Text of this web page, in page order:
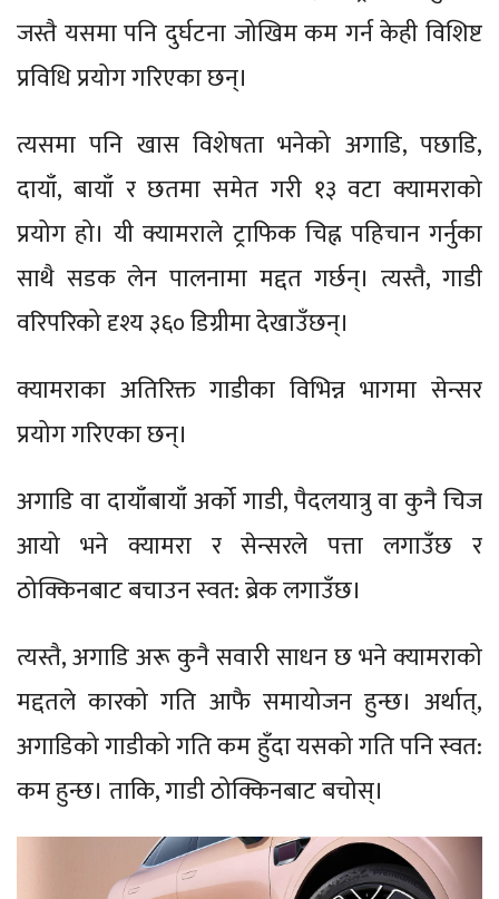
जस्तै यसमा पनि दुर्घटना जोखिम कम गर्न केही विशिष्ट
प्रविधि प्रयोग गरिएका छन्।
त्यसमा पनि खास विशेषता भनेको अगाडि, पछाडि,
दायाँ, बायाँ र छतमा समेत गरी १३ वटा क्यामराको
प्रयोग हो। यी क्यामराले ट्राफिक चिह्न पहिचान गर्नुका
साथै सडक लेन पालनामा मद्दत गर्छन्। त्यस्तै, गाडी
वरिपरिको दृश्य ३६० डिग्रीमा देखाउँछन्।
क्यामराका अतिरिक्त गाडीका विभिन्न भागमा सेन्सर
प्रयोग गरिएका छन्।
अगाडि वा दायाँबायाँ अर्को गाडी, पैदलयात्रु वा कुनै चिज
आयो भने क्यामरा र सेन्सरले पत्ता लगाउँछ र
ठोक्किनबाट बचाउन स्वत: ब्रेक लगाउँछ।
त्यस्तै, अगाडि अरू कुनै सवारी साधन छ भने क्यामराको
मद्दतले कारको गति आफै समायोजन हुन्छ। अर्थात्,
अगाडिको गाडीको गति कम हुँदा यसको गति पनि स्वत:
कम हुन्छ। ताकि, गाडी ठोक्किनबाट बचोस्।